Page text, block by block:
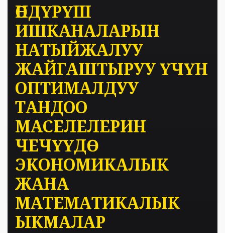
ӨНДҮРҮШ
ИШКАНАЛАРЫН
НАТЫЙЖАЛУУ
ЖАЙГАШТЫРУУ ҮЧҮН
ОПТИМАЛДУУ
ТАНДОО
МАСЕЛЕЛЕРИН
ЧЕЧҮҮДӨ
ЭКОНОМИКАЛЫК
ЖАНА
МАТЕМАТИКАЛЫК
ЫКМАЛАР